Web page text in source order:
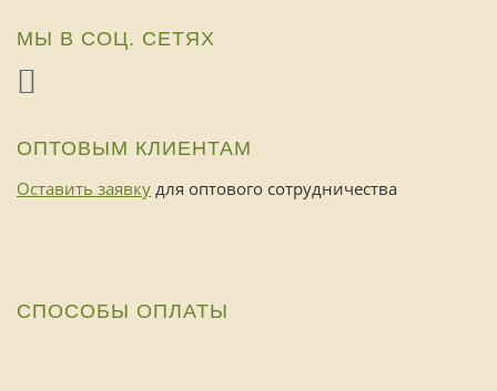
МЫ В СОЦ. СЕТЯХ
ОПТОВЫМ КЛИЕНТАМ
Оставить заявку для оптового сотрудничества
СПОСОБЫ ОПЛАТЫ